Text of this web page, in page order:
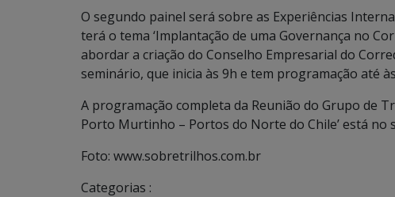
O segundo painel será sobre as Experiências
terá o tema ‘Implantação de uma Governança no
abordar a criação do Conselho Empresarial do
seminário, que inicia às 9h e tem programação até
A programação completa da Reunião do Grupo de
Porto Murtinho – Portos do Norte do Chile’ está no
Foto: www.sobretrilhos.com.br
Categorias :